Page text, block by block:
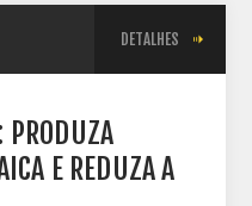
DETALHES
PRODUZA
E REDUZA A